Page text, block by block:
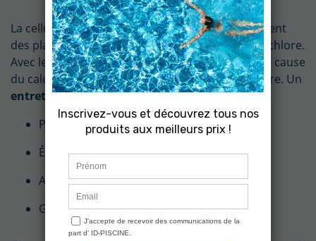
La cellule est le cœur de l’électrolyseur. Elle contient
des plaques en titane qui transforment le sel en chlore.
Avec le temps, ces plaques peuvent s’encrasser à cause
du calcaire, réduisant ainsi la production de chlore. Un
entretien régulierpermet de :
Préserver les performances de l’appareil
Éviter les pannes coûteuses
Allonger la durée de vie de la cellule
Garantir une eau saine et bien désinfectée